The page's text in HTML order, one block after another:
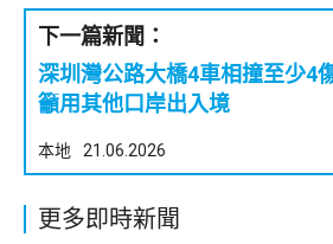
下一篇新聞：
深圳灣公路大橋4車相撞至少
籲用其他口岸出入境
本地 21.06.2026
更多即時新聞